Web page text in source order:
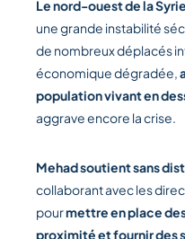
Le nord-ouest de la Syrie
une grande instabilité
de nombreux déplacés
économique dégradée,
population vivant en
aggrave encore la crise.
Mehad soutient sans
collaborant avec les
pourmettre en place
proximité et fournir des